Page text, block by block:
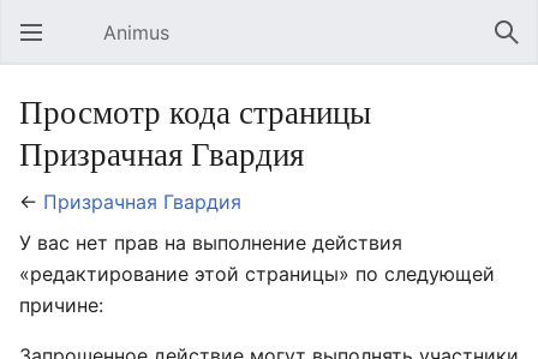
Открыть главное меню Animus
Просмотр кода страницы
Призрачная Гвардия
← Призрачная Гвардия
У вас нет прав на выполнение действия
«редактирование этой страницы» по следующей
причине: